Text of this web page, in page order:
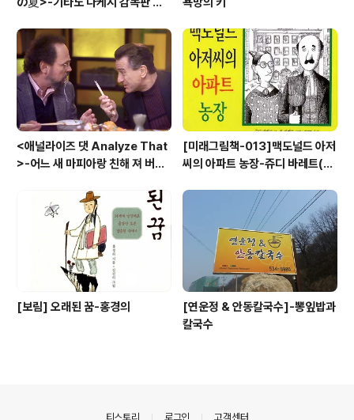
<애널라이즈 댓 Analyze That
>-어느 새 마피아랑 친해 져 버
[미래그림책-013]맥도널드 아저
씨의 아파트 농장-쥬디 바레트(Ju
[보림] 오래된 꿈-홍경의
[연운정 & 안동칼국수]-뽕잎밥과
칼국수
티스토리 로그인 고객센터